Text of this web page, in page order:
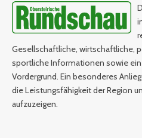
Gesellschaftliche, wirtschaftliche,
sportliche Informationen sowie
Vordergrund. Ein besonderes
die Leistungsfähigkeit der Region
aufzuzeigen.